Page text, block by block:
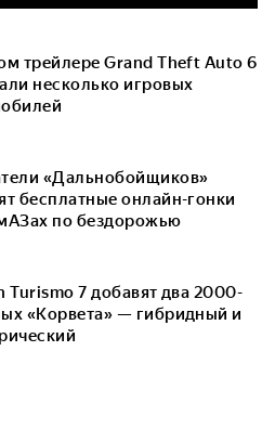
трейлере Grand Theft Auto 6
несколько игровых
«Дальнобойщиков»
бесплатные онлайн-гонки
по бездорожью
Turismo 7 добавят два 2000-
«Корвета» — гибридный и